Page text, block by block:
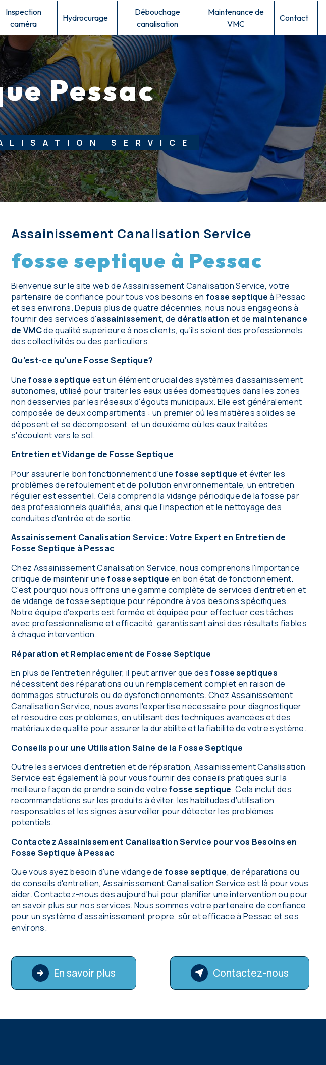
Inspection
caméra
Hydrocurage
Débouchage
canalisation
Maintenance de
VMC
Contact
Pessac
SERVICE
Assainissement Canalisation Service
fosse septique à Pessac
Bienvenue sur le site web de Assainissement Canalisation Service, votre
partenaire de confiance pour tous vos besoins en fosse septiqueà Pessac
et ses environs. Depuis plus de quatre décennies, nous nous engageons à
fournir des services d'assainissement, de dératisation et de maintenance
de VMCde qualité supérieure à nos clients, qu'ils soient des professionnels,
des collectivités ou des particuliers.
Qu'est-ce qu'une Fosse Septique?
Unefosse septique est un élément crucial des systèmes d'assainissement
autonomes, utilisé pour traiter les eaux usées domestiques dans les zones
non desservies par les réseaux d'égouts municipaux. Elle est généralement
composée de deux compartiments : un premier où les matières solides se
déposent et se décomposent, et un deuxième où les eaux traitées
s'écoulent vers le sol.
Entretien et Vidange de Fosse Septique
Pour assurer le bon fonctionnement d'unefosse septique et éviter les
problèmes de refoulement et de pollution environnementale, un entretien
régulier est essentiel. Cela comprend la vidange périodique de la fosse par
des professionnels qualifiés, ainsi que l'inspection et le nettoyage des
conduites d'entrée et de sortie.
Assainissement Canalisation Service: Votre Expert en Entretien de
Fosse Septique à Pessac
Chez Assainissement Canalisation Service, nous comprenons l'importance
critique de maintenir unefosse septique en bon état de fonctionnement.
C'est pourquoi nous offrons une gamme complète de services d'entretien et
de vidange de fosse septique pour répondre à vos besoins spécifiques.
Notre équipe d'experts est formée et équipée pour effectuer ces tâches
avec professionnalisme et efficacité, garantissant ainsi des résultats fiables
à chaque intervention.
Réparation et Remplacement de Fosse Septique
En plus de l'entretien régulier, il peut arriver que desfosse septiques
nécessitent des réparations ou un remplacement complet en raison de
dommages structurels ou de dysfonctionnements. Chez Assainissement
Canalisation Service, nous avons l'expertise nécessaire pour diagnostiquer
et résoudre ces problèmes, en utilisant des techniques avancées et des
matériaux de qualité pour assurer la durabilité et la fiabilité de votre système.
Conseils pour une Utilisation Saine de la Fosse Septique
Outre les services d'entretien et de réparation, Assainissement Canalisation
Service est également là pour vous fournir des conseils pratiques sur la
meilleure façon de prendre soin de votrefosse septique. Cela inclut des
recommandations sur les produits à éviter, les habitudes d'utilisation
responsables et les signes à surveiller pour détecter les problèmes
potentiels.
Contactez Assainissement Canalisation Service pour vos Besoins en
Fosse Septique à Pessac
Que vous ayez besoin d'une vidange defosse septique, de réparations ou
de conseils d'entretien, Assainissement Canalisation Service est là pour vous
aider. Contactez-nous dès aujourd'hui pour planifier une intervention ou pour
en savoir plus sur nos services. Nous sommes votre partenaire de confiance
pour un système d'assainissement propre, sûr et efficace à Pessac et ses
environs.
En savoir plus Contactez-nous